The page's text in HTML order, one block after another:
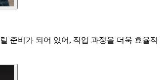
준비가 되어 있어, 작업 과정을 더욱 효율적